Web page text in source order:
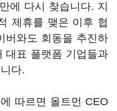
에 다시 찾습니다. 지
제휴를 맺은 이후 협
버와도 회동을 추진하
대표 플랫폼 기업들과
다.
따르면 올트먼 CEO